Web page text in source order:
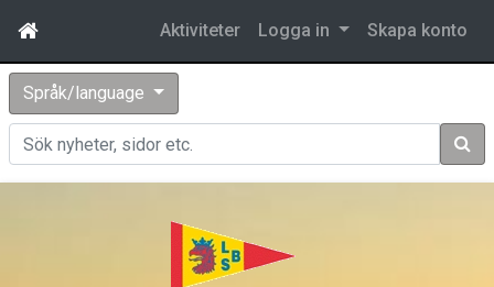
Aktiviteter Logga in Skapa konto
Språk/language
Sök